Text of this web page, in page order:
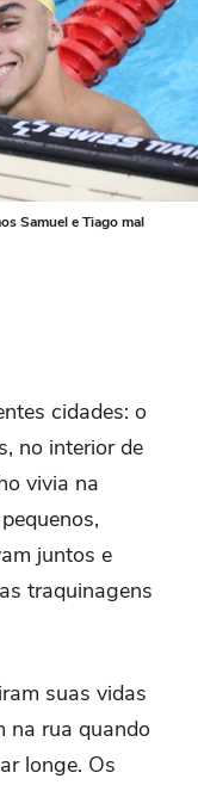
Samuel e Tiago mal
cidades: o
no interior de
vivia na
juntos e
traquinagens
suas vidas
na rua quando
longe. Os